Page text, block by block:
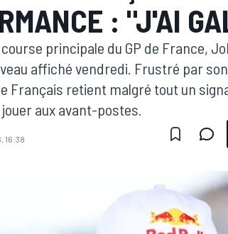
: "J'AI
course principale du GP de France,
affiché vendredi. Frustré par
Français retient malgré tout un
aux avant-postes.
16:38